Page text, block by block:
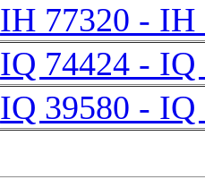
IH 77320 - IH
IQ 74424 - IQ
IQ 39580 - IQ